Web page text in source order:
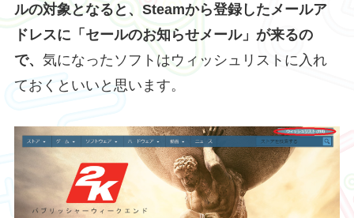
ルの対象となると、Steamから登録したメールア
ドレスに「セールのお知らせメール」が来るの
で、 気になったソフトはウィッシュリストに入れ
ておくといいと思います。